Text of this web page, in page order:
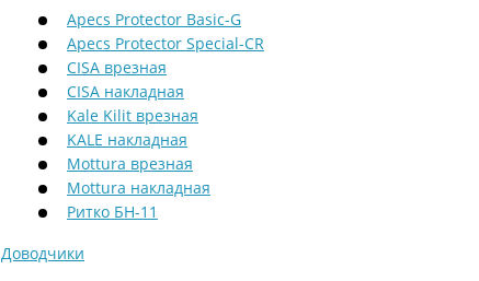
Apecs Protector Basic-G
Apecs Protector Special-CR
CISA врезная
CISA накладная
Kale Kilit врезная
KALE накладная
Mottura врезная
Mottura накладная
Ритко БН-11
Доводчики